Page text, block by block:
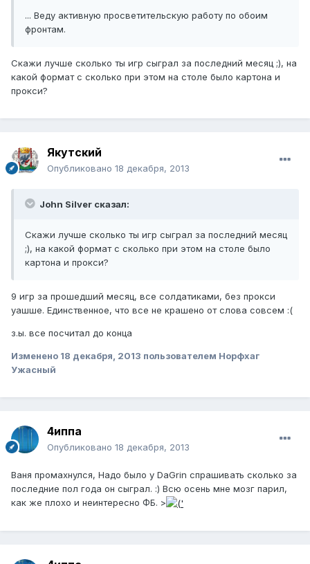
... Веду активную просветительскую работу по обоим
фронтам.
Скажи лучше сколько ты игр сыграл за последний месяц ;), на
какой формат с сколько при этом на столе было картона и
прокси?
Якутский
Опубликовано 18 декабря, 2013
John Silver сказал:
Скажи лучше сколько ты игр сыграл за последний месяц
;), на какой формат с сколько при этом на столе было
картона и прокси?
9 игр за прошедший месяц, все солдатиками, без прокси
уашше. Единственное, что все не крашено от слова совсем :(
з.ы. все посчитал до конца
Изменено 18 декабря, 2013 пользователем Норфхаг
Ужасный
4иппа
Опубликовано 18 декабря, 2013
Ваня промахнулся, Надо было у DaGrin спрашивать сколько за
последние пол года он сыграл. :) Всю осень мне мозг парил,
как же плохо и неинтересно ФБ. >